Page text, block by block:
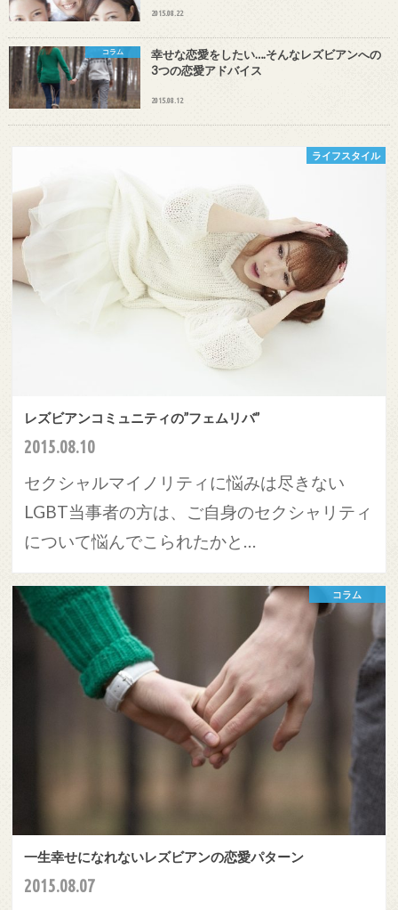
2015.08.22
コラム
幸せな恋愛をしたい….そんなレズビアンへの
3つの恋愛アドバイス
2015.08.12
ライフスタイル
レズビアンコミュニティの”フェムリバ”
2015.08.10
セクシャルマイノリティに悩みは尽きない
LGBT当事者の方は、ご自身のセクシャリティ
について悩んでこられたかと…
コラム
一生幸せになれないレズビアンの恋愛パターン
2015.08.07